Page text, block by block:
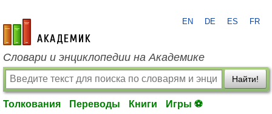
academic.ru
EN DE ES FR
Словари и энциклопедии на Академике
Найти!
Толкования Переводы Книги Игры ⚽